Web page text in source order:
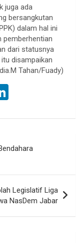
juga ada
bersangkutan
dalam hal ini
pemberhentian
dari statusnya
disampaikan
Tahan/Fuady)
ke
dI
n
Legislatif Liga
NasDem Jabar